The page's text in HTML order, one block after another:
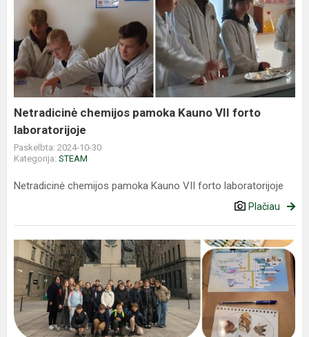
chemijos
pamoka
Kauno
VII
forto
laboratorijoje
Netradicinė chemijos pamoka Kauno VII forto
laboratorijoje
Paskelbta: 2024-10-30
Kategorija: STEAM
Netradicinė chemijos pamoka Kauno VII forto laboratorijoje
Plačiau
klasės
mokiniai
turiningai
praleido
dieną